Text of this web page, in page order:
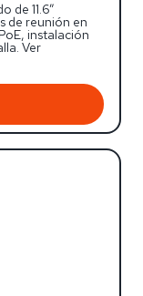
de 11.6”
de reunión en
instalación
Ver